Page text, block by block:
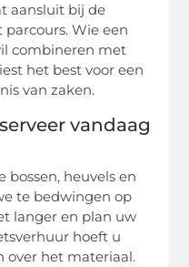
aansluit bij de
Wie een
combineren met
het best voor een
van zaken.
vandaag
bossen, heuvels en
te bedwingen op
langer en plan uw
hoeft u
over het materiaal.